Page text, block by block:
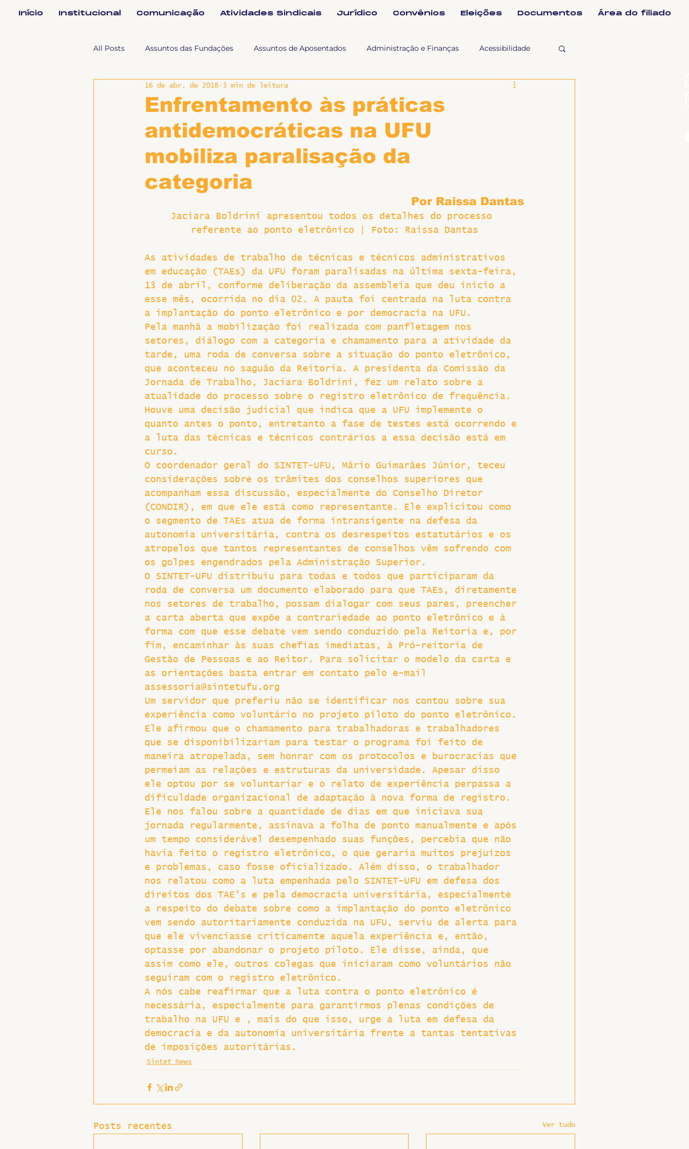
Início Institucional Comunicação Atividades Sindicais Jurídico Convênios Eleições Documentos Área do filiado
All Posts Assuntos das Fundações Assuntos de Aposentados Administração e Finanças Acessibilidade
Assuntos Jurídicos e Relação de Tra Fala SINTET-UFU
Coordenações Efetivos Documentos Formação e Relações Sindicais
Slider Nova Sintet News Suplentes Você Sabia Divulgações
Hospitais e Saúde Pública Greve
Enfrentamento às práticas
antidemocráticas na UFU
mobiliza paralisação da
categoria
16 de abr. de 2018 3 min de leitura
Por Raissa Dantas
Jaciara Boldrini apresentou todos os detalhes do processo
referente ao ponto eletrônico | Foto: Raissa Dantas
As atividades de trabalho de técnicas e técnicos administrativos
em educação (TAEs) da UFU foram paralisadas na última sexta-feira,
13 de abril, conforme deliberação da assembleia que deu inicio a
esse mês, ocorrida no dia 02. A pauta foi centrada na luta contra
a implantação do ponto eletrônico e por democracia na UFU.
Pela manhã a mobilização foi realizada com panfletagem nos
setores, diálogo com a categoria e chamamento para a atividade da
tarde, uma roda de conversa sobre a situação do ponto eletrônico,
que aconteceu no saguão da Reitoria. A presidenta da Comissão da
Jornada de Trabalho, Jaciara Boldrini, fez um relato sobre a
atualidade do processo sobre o registro eletrônico de frequência.
Houve uma decisão judicial que indica que a UFU implemente o
quanto antes o ponto, entretanto a fase de testes está ocorrendo e
a luta das técnicas e técnicos contrários a essa decisão está em
curso.
O coordenador geral do SINTET-UFU, Mário Guimarães Júnior, teceu
considerações sobre os trâmites dos conselhos superiores que
acompanham essa discussão, especialmente do Conselho Diretor
(CONDIR), em que ele está como representante. Ele explicitou como
o segmento de TAEs atua de forma intransigente na defesa da
autonomia universitária, contra os desrespeitos estatutários e os
atropelos que tantos representantes de conselhos vêm sofrendo com
os golpes engendrados pela Administração Superior.
O SINTET-UFU distribuiu para todas e todos que participaram da
roda de conversa um documento elaborado para que TAEs, diretamente
nos setores de trabalho, possam dialogar com seus pares, preencher
a carta aberta que expõe a contrariedade ao ponto eletrônico e à
forma com que esse debate vem sendo conduzido pela Reitoria e, por
fim, encaminhar às suas chefias imediatas, à Pró-reitoria de
Gestão de Pessoas e ao Reitor. Para solicitar o modelo da carta e
as orientações basta entrar em contato pelo e-mail
assessoria@sintetufu.org
Um servidor que preferiu não se identificar nos contou sobre sua
experiência como voluntário no projeto piloto do ponto eletrônico.
Ele afirmou que o chamamento para trabalhadoras e trabalhadores
que se disponibilizariam para testar o programa foi feito de
maneira atropelada, sem honrar com os protocolos e burocracias que
permeiam as relações e estruturas da universidade. Apesar disso
ele optou por se voluntariar e o relato de experiência perpassa a
dificuldade organizacional de adaptação à nova forma de registro.
Ele nos falou sobre a quantidade de dias em que iniciava sua
jornada regularmente, assinava a folha de ponto manualmente e após
um tempo considerável desempenhado suas funções, percebia que não
havia feito o registro eletrônico, o que geraria muitos prejuízos
e problemas, caso fosse oficializado. Além disso, o trabalhador
nos relatou como a luta empenhada pelo SINTET-UFU em defesa dos
direitos dos TAE’s e pela democracia universitária, especialmente
a respeito do debate sobre como a implantação do ponto eletrônico
vem sendo autoritariamente conduzida na UFU, serviu de alerta para
que ele vivenciasse criticamente aquela experiência e, então,
optasse por abandonar o projeto piloto. Ele disse, ainda, que
assim como ele, outros colegas que iniciaram como voluntários não
seguiram com o registro eletrônico.
A nós cabe reafirmar que a luta contra o ponto eletrônico é
necessária, especialmente para garantirmos plenas condições de
trabalho na UFU e , mais do que isso, urge a luta em defesa da
democracia e da autonomia universitária frente a tantas tentativas
de imposições autoritárias.
Sintet News
Posts recentes Ver tudo